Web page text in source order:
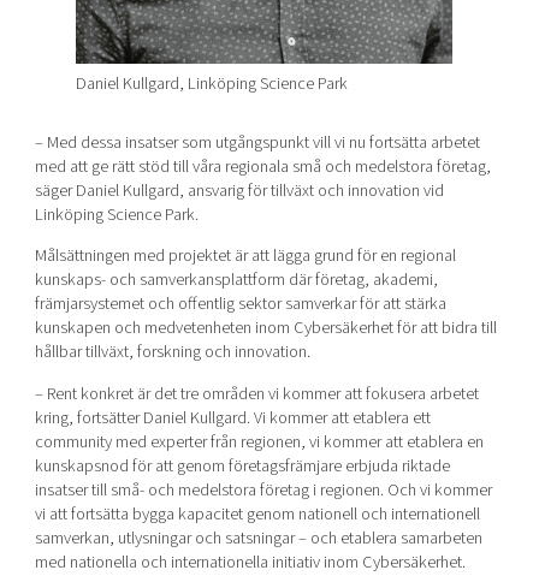
Daniel Kullgard, Linköping Science Park
– Med dessa insatser som utgångspunkt vill vi nu fortsätta arbetet
med att ge rätt stöd till våra regionala små och medelstora företag,
säger Daniel Kullgard, ansvarig för tillväxt och innovation vid
Linköping Science Park.
Målsättningen med projektet är att lägga grund för en regional
kunskaps- och samverkansplattform där företag, akademi,
främjarsystemet och offentlig sektor samverkar för att stärka
kunskapen och medvetenheten inom Cybersäkerhet för att bidra till
hållbar tillväxt, forskning och innovation.
– Rent konkret är det tre områden vi kommer att fokusera arbetet
kring, fortsätter Daniel Kullgard. Vi kommer att etablera ett
community med experter från regionen, vi kommer att etablera en
kunskapsnod för att genom företagsfrämjare erbjuda riktade
insatser till små- och medelstora företag i regionen. Och vi kommer
vi att fortsätta bygga kapacitet genom nationell och internationell
samverkan, utlysningar och satsningar – och etablera samarbeten
med nationella och internationella initiativ inom Cybersäkerhet.